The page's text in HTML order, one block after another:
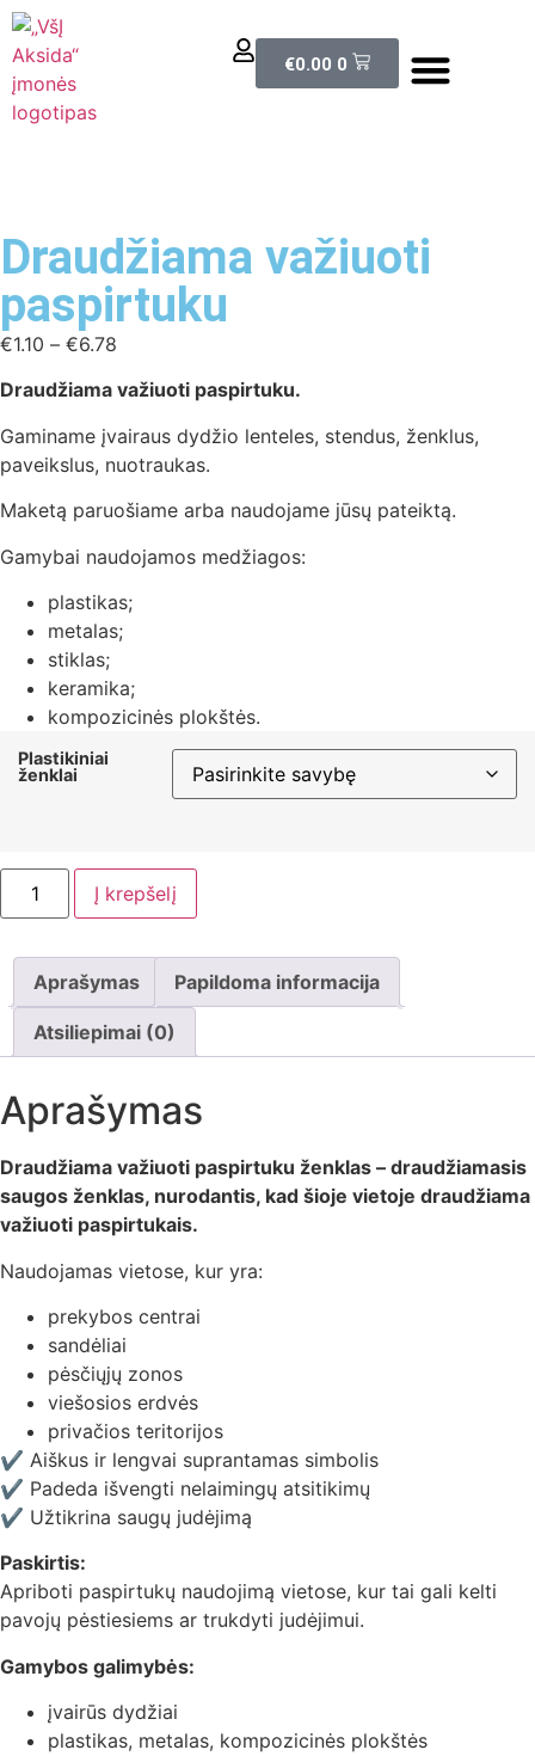
€0.00 0
Draudžiama važiuoti
paspirtuku
€1.10 – €6.78
Draudžiama važiuoti paspirtuku.
Gaminame įvairaus dydžio lenteles, stendus, ženklus,
paveikslus, nuotraukas.
Maketą paruošiame arba naudojame jūsų pateiktą.
Gamybai naudojamos medžiagos:
plastikas;
metalas;
stiklas;
keramika;
kompozicinės plokštės.
Plastikiniai
ženklai
Į krepšelį
Aprašymas Papildoma informacija
Atsiliepimai (0)
Aprašymas
Draudžiama važiuoti paspirtuku ženklas – draudžiamasis
saugos ženklas, nurodantis, kad šioje vietoje draudžiama
važiuoti paspirtukais.
Naudojamas vietose, kur yra:
prekybos centrai
sandėliai
pėsčiųjų zonos
viešosios erdvės
privačios teritorijos
✔ Aiškus ir lengvai suprantamas simbolis
✔ Padeda išvengti nelaimingų atsitikimų
✔ Užtikrina saugų judėjimą
Paskirtis:
Apriboti paspirtukų naudojimą vietose, kur tai gali kelti
pavojų pėstiesiems ar trukdyti judėjimui.
Gamybos galimybės:
įvairūs dydžiai
plastikas, metalas, kompozicinės plokštės